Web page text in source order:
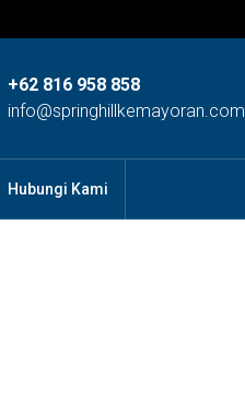
+62 816 958 858
info@springhillkemayoran.com
Hubungi Kami